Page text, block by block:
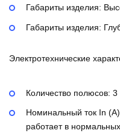
Габариты изделия:
Габариты изделия:
Электротехнические
Количество полюсов: 3
Номинальный ток In
работает в